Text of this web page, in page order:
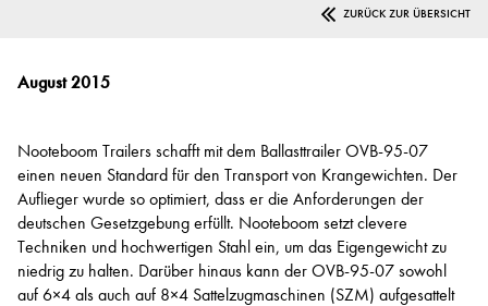
ZURÜCK ZUR ÜBERSICHT
August 2015
Nooteboom Trailers schafft mit dem Ballasttrailer OVB-95-07
einen neuen Standard für den Transport von Krangewichten. Der
Auflieger wurde so optimiert, dass er die Anforderungen der
deutschen Gesetzgebung erfüllt. Nooteboom setzt clevere
Techniken und hochwertigen Stahl ein, um das Eigengewicht zu
niedrig zu halten. Darüber hinaus kann der OVB-95-07 sowohl
auf 6×4 als auch auf 8×4 Sattelzugmaschinen (SZM) aufgesattelt